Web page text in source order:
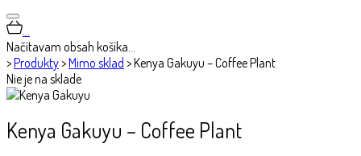
…
Načítavam obsah košíka…
>Produkty>Mimo sklad >Kenya Gakuyu – Coffee Plant
Nie je na sklade
Kenya Gakuyu – Coffee Plant